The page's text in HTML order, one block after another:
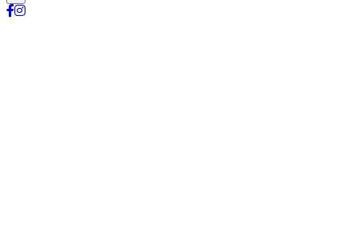
Schließen